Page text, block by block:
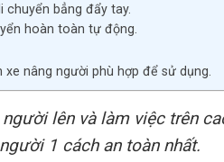
chuyển bẳng đẩy tay.
hoàn toàn tự động.
nâng người phù hợp để sử dụng.
lên và làm việc trên
1 cách an toàn nhất.